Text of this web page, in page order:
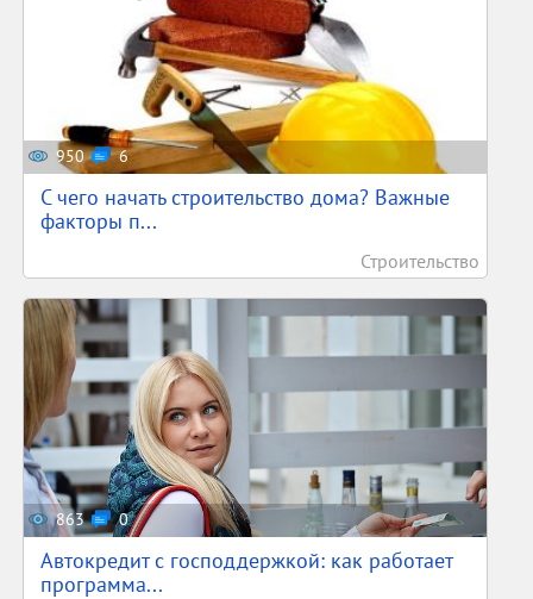
950 6
С чего начать строительство дома? Важные
факторы п...
Строительство
863 0
Автокредит с господдержкой: как работает
программа...